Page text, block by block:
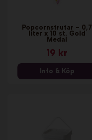
Popcornstrutar - 0,7
liter x 10 st. Gold
Medal
19 kr
Info & Köp